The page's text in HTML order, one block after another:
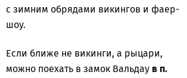
с зимним обрядами викингов и фаер-
шоу.
Если ближе не викинги, а рыцари,
можно поехать в замок Вальдау в п.